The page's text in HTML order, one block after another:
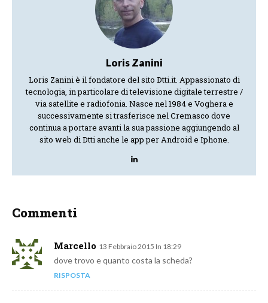
Loris Zanini
Loris Zanini è il fondatore del sito Dtti.it. Appassionato di
tecnologia, in particolare di televisione digitale terrestre /
via satellite e radiofonia. Nasce nel 1984 e Voghera e
successivamente si trasferisce nel Cremasco dove
continua a portare avanti la sua passione aggiungendo al
sito web di Dtti anche le app per Android e Iphone.
Commenti
Marcello 13 Febbraio 2015 In 18:29
dove trovo e quanto costa la scheda?
RISPOSTA